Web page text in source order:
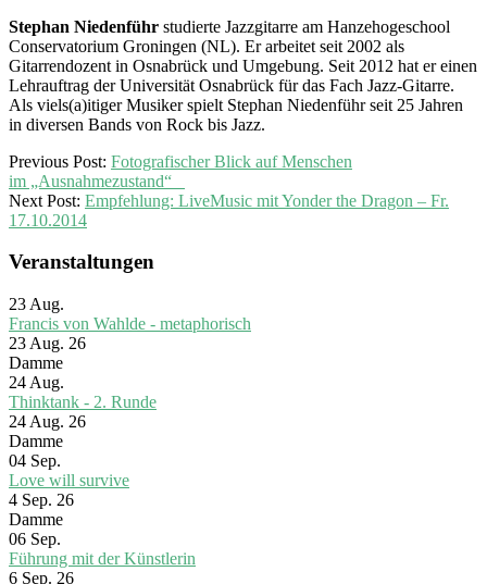
Stephan Niedenführ studierte Jazzgitarre am Hanzehogeschool
Conservatorium Groningen (NL). Er arbeitet seit 2002 als
Gitarrendozent in Osnabrück und Umgebung. Seit 2012 hat er einen
Lehrauftrag der Universität Osnabrück für das Fach Jazz-Gitarre.
Als viels(a)itiger Musiker spielt Stephan Niedenführ seit 25 Jahren
in diversen Bands von Rock bis Jazz.
2014-
10-
12
Previous Post: Fotografischer Blick auf Menschen
im „Ausnahmezustand“
Next Post: Empfehlung: LiveMusic mit Yonder the Dragon – Fr.
17.10.2014
Veranstaltungen
23 Aug.
Francis von Wahlde - metaphorisch
23 Aug. 26
Damme
24 Aug.
Thinktank - 2. Runde
24 Aug. 26
Damme
04 Sep.
Love will survive
4 Sep. 26
Damme
06 Sep.
Führung mit der Künstlerin
6 Sep. 26